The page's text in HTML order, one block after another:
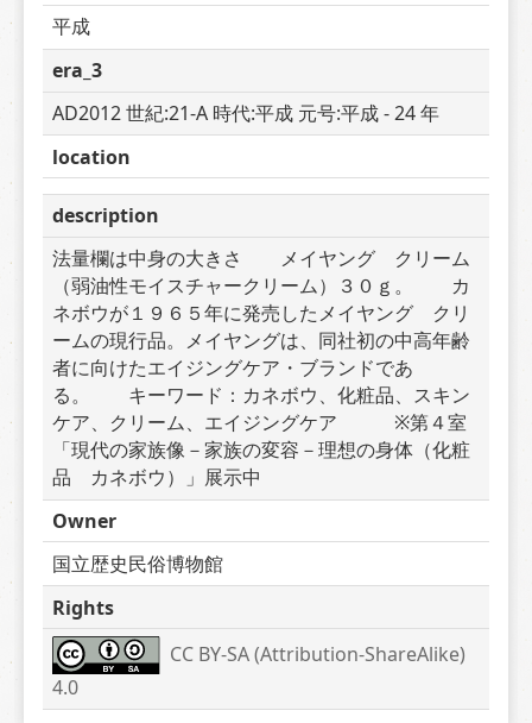
平成
era_3
AD2012 世紀:21-A 時代:平成 元号:平成 - 24 年
location
description
法量欄は中身の大きさ　　メイヤング　クリーム
（弱油性モイスチャークリーム）３０ｇ。　　カ
ネボウが１９６５年に発売したメイヤング　クリ
ームの現行品。メイヤングは、同社初の中高年齢
者に向けたエイジングケア・ブランドであ
る。　　キーワード：カネボウ、化粧品、スキン
ケア、クリーム、エイジングケア　　　※第４室
「現代の家族像－家族の変容－理想の身体（化粧
品　カネボウ）」展示中
Owner
国立歴史民俗博物館
Rights
CC BY-SA (Attribution-ShareAlike)
4.0